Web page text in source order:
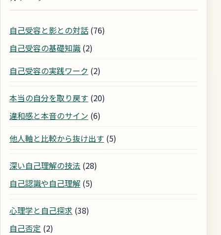
自己受容と影との対話 (76)
自己受容の基礎知識 (2)
自己受容の実践ワーク (2)
本当の自分を取り戻す (20)
違和感と本音のサイン (6)
他人軸と比較から抜け出す (5)
深い自己理解の技法 (28)
自己認識や自己理解 (5)
心理学と自己探求 (38)
自己否定 (2)